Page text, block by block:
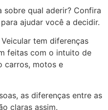
sobre qual aderir? Confira
ajudar você a decidir.
tem diferenças
feitas com o intuito de
carros, motos e
as diferenças entre as
claras assim.